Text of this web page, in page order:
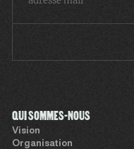
QUI SOMMES-NOUS
Vision
Organisation